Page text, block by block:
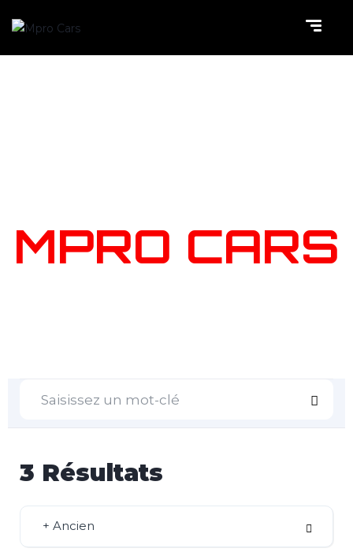
MPRO CARS
3 Résultats
+ Ancien